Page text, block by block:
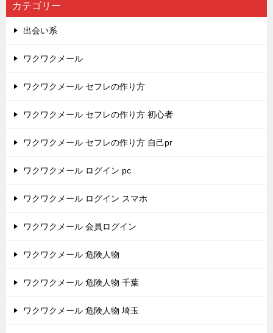
カテゴリー
出会い系
ワクワクメール
ワクワクメール セフレの作り方
ワクワクメール セフレの作り方 初心者
ワクワクメール セフレの作り方 自己pr
ワクワクメール ログイン pc
ワクワクメール ログイン スマホ
ワクワクメール 会員ログイン
ワクワクメール 危険人物
ワクワクメール 危険人物 千葉
ワクワクメール 危険人物 埼玉